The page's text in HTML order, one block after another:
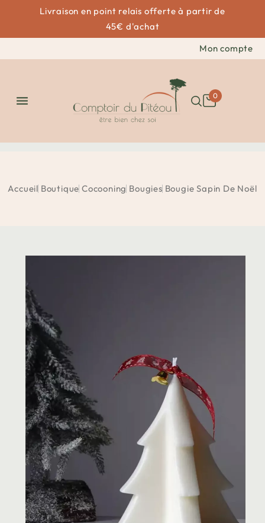
Livraison en point relais offerte à partir de
45€ d'achat
Mon compte
 0
Accueil Boutique Cocooning Bougies Bougie Sapin De Noël